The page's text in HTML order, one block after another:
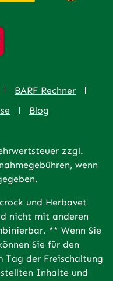
BARF Rechner
Blog
zzgl.
wenn
und Herbavet
nicht mit anderen
** Wenn Sie
Sie für den
Tag der Freischaltung
Inhalte und